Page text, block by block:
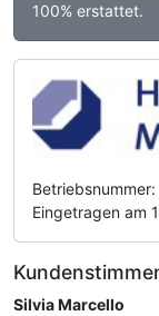
100% erstattet.
Eingetragen am
Silvia Marcello